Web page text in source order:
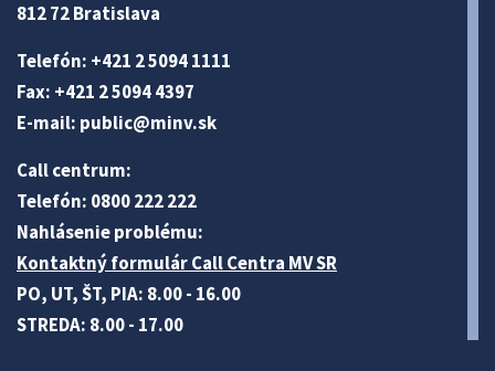
812 72 Bratislava
Telefón: +421 2 5094 1111
Fax: +421 2 5094 4397
E-mail: public@minv.sk
Call centrum:
Telefón: 0800 222 222
Nahlásenie problému:
Kontaktný formulár Call Centra MV SR
PO, UT, ŠT, PIA: 8.00 - 16.00
STREDA: 8.00 - 17.00